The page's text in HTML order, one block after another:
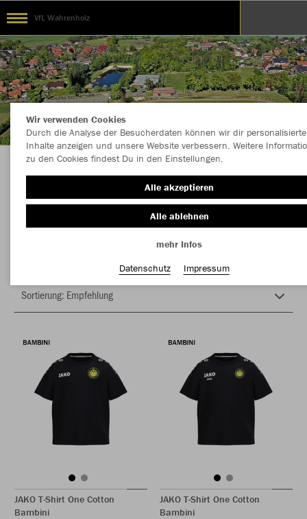
VfL Wahrenholz
Die Macht vom Taterbusch
Farbe
JAKO T-Shirt One Cotton
Bambini
JAKO T-Shirt One Cotton
Bambini
Wir verwenden Cookies
Durch die Analyse der Besucherdaten können wir dir personalisierte
Inhalte anzeigen und unsere Website verbessern. Weitere
zu den Cookies findest Du in den Einstellungen.
Alle akzeptieren
Alle ablehnen
mehr Infos
Datenschutz
Impressum